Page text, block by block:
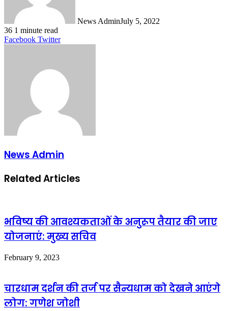
News AdminJuly 5, 2022
36 1 minute read
Facebook TwitterLinkedIn
Tumblr
Pinterest
Reddit
VKontakte
Share
Print
News Admin
Related Articles
भविष्य की आवश्यकताओं के अनुरूप तैयार की जाए
योजनाएं: मुख्य सचिव
February 9, 2023
चारधाम दर्शन की तर्ज पर सैन्यधाम को देखने आएंगे
लोग: गणेश जोशी